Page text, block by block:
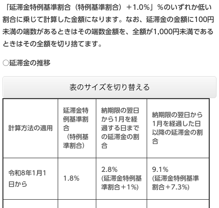
「延滞金特例基準割合（特例基準割合）＋1.0％」％のいずれか低い
割合に乗じて計算した金額になります。なお、延滞金の金額に100円
未満の端数があるときはその端数金額を、全額が1,000円未満である
ときはその全額を切り捨てます。
○延滞金の推移
表のサイズを切り替える
計算方法の適用
延滞金特
例基準割
合
（特例基
準割合）
納期限の翌日
から1月を経
過する日まで
の延滞金の割
合
納期限の翌日から
1月を経過した日
以降の延滞金の割
合
令和8年1月1
日から
1.8%
2.8%
(延滞金特例基
準割合＋1%)
9.1%
(延滞金特例基準
割合＋7.3%)